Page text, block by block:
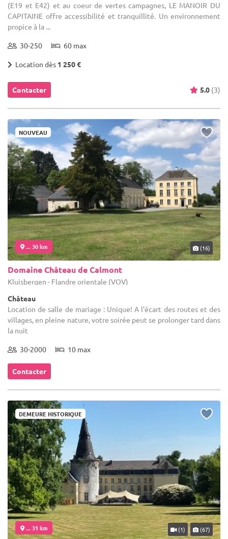
(E19 et E42) et au coeur de vertes campagnes, LE MANOIR DU
CAPITAINE offre accessibilité et tranquillité. Un environnement
propice à la ...
30-250 60 max
Location dès 1 250 €
Contacter 5.0 (3)
NOUVEAU
... 30 km (16)
Domaine Château de Calmont
Kluisbergen - Flandre orientale (VOV)
Château
Location de salle de mariage : Unique! A l'écart des routes et des
villages, en pleine nature, votre soirée peut se prolonger tard dans
la nuit
30-2000 10 max
Contacter
DEMEURE HISTORIQUE
... 31 km (1) (67)